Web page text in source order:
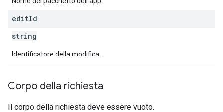
editId
string
Identificatore della modifica.
Corpo della richiesta
Il corpo della richiesta deve essere vuoto.